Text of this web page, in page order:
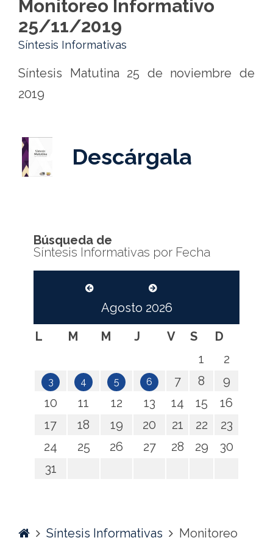
Monitoreo Informativo
25/11/2019
Síntesis Informativas
Síntesis Matutina 25 de noviembre de
2019
Descárgala
Búsqueda de
Síntesis Informativas por Fecha
Agosto 2026
L
M M J V S
D
1
2
3 4 5 6 7 8
9
10
11 12 13 14 15
16
17
18 19 20 21 22
23
24
25 26 27 28 29
30
31
HomeSíntesis Informativas
Monitoreo